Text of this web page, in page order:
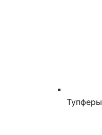
Тупферы